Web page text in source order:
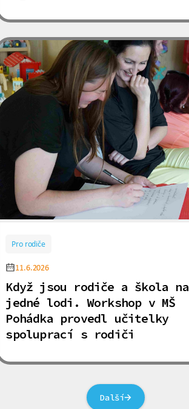
Pro rodiče
11.6.2026
Když jsou rodiče a škola na
jedné lodi. Workshop v MŠ
Pohádka provedl učitelky
spoluprací s rodiči
Další